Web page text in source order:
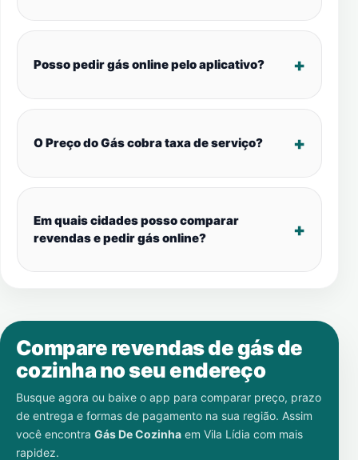
Posso pedir gás online pelo aplicativo?
O Preço do Gás cobra taxa de serviço?
Em quais cidades posso comparar
revendas e pedir gás online?
Compare revendas de gás de
cozinha no seu endereço
Busque agora ou baixe o app para comparar preço, prazo
de entrega e formas de pagamento na sua região. Assim
você encontra Gás De Cozinha em Vila Lídia com mais
rapidez.